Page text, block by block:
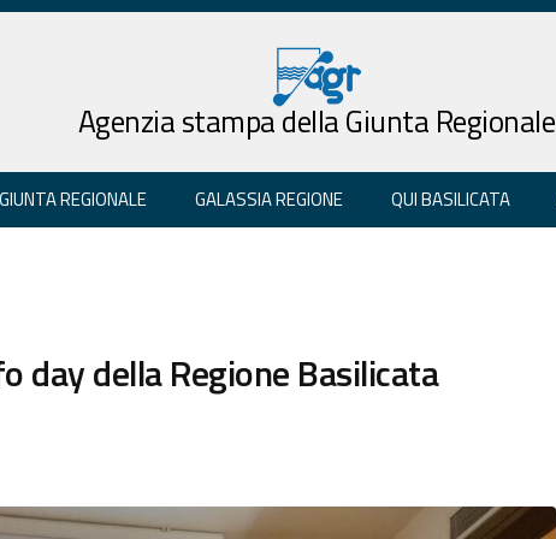
Agenzia stampa della Giunta Regionale
GIUNTA REGIONALE GALASSIA REGIONE QUI BASILICATA
day della Regione Basilicata